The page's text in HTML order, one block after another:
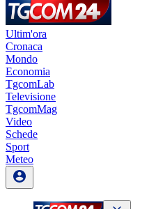
Ultim'ora
Cronaca
Mondo
Economia
TgcomLab
Televisione
TgcomMag
Video
Schede
Sport
Meteo